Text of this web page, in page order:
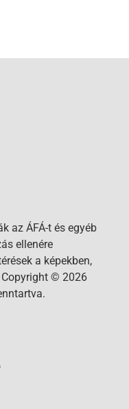
az ÁFÁ-t és egyéb
ellenére
a képekben,
Copyright © 2026